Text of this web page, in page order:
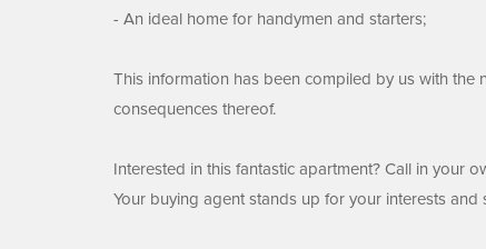
- An ideal home for handymen and starters;
This information has been compiled by us with the
consequences thereof.
Interested in this fantastic apartment? Call in your
Your buying agent stands up for your interests and